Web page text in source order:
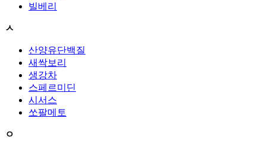
빌베리
ㅅ
산양유단백질
새싹보리
생강차
스페르미딘
시서스
쏘팔메토
ㅇ